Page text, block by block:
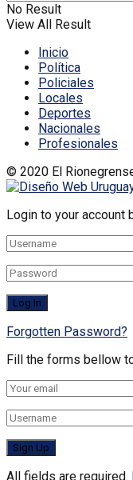
No Result
View All Result
Inicio
Política
Policiales
Locales
Deportes
Nacionales
Profesionales
© 2020 El
Login to your account
Forgotten Password?
Fill the forms bellow
All fields are required.